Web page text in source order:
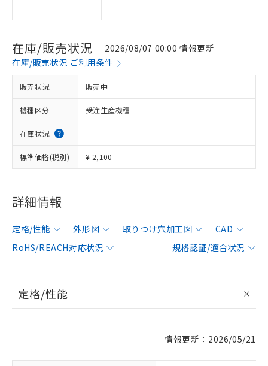
在庫/販売状況
2026/08/07 00:00 情報更新
在庫/販売状況 ご利用条件
販売状況 販売中
機種区分 受注生産機種
在庫状況
標準価格(税別) ¥ 2,100
詳細情報
定格/性能 外形図 取りつけ穴加工図
CAD
RoHS/REACH対応状況
規格認証/適合状況
定格/性能
情報更新：2026/05/21